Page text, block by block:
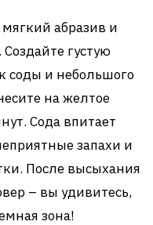
абразив и
густую
соды и небольшого
на желтое
Сода впитает
запахи и
После высыхания
– вы удивитесь,
зона!